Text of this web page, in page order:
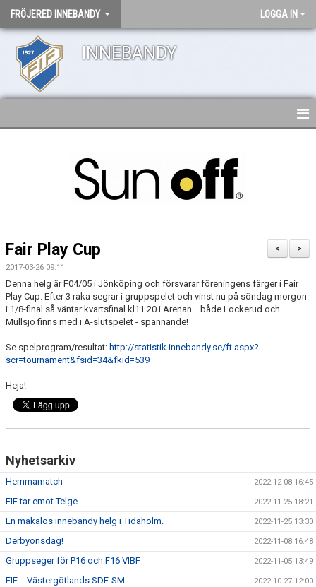
FRÖJERED INNEBANDY LOGGA IN
INNEBANDY
>
<
Fair Play Cup
2017-03-26 09:11
Denna helg är F04/05 i Jönköping och försvarar föreningens färger i Fair
Play Cup. Efter 3 raka segrar i gruppspelet och vinst nu på söndag morgon
i 1/8-final så väntar kvartsfinal kl11.20 i Arenan... både Lockerud och
Mullsjö finns med i A-slutspelet - spännande!
Se spelprogram/resultat: http://statistik.innebandy.se/ft.aspx?
scr=tournament&fsid=34&fkid=539
Heja!
Nyhetsarkiv
Hemmamatch 2022-12-08 16:45
FIF tar emot Telge 2022-11-25 18:21
En makalös innebandy helg i Tidaholm. 2022-11-25 13:30
Derbyonsdag! 2022-11-08 16:48
Gruppseger för P16 och F16 VIBF 2022-11-05 13:49
FIF = Västergötlands SDF-SM 2022-10-27 12:00